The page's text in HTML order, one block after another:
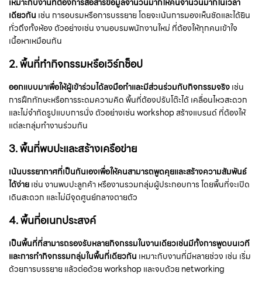
เดียวกัน เช่น การอบรมหรือการบรรยาย โดยจะเน้นการมองเห็นชัดและได้ยิน
ทั่วถึงทั้งห้อง ตัวอย่างเช่น งานอบรมพนักงานใหม่ ที่ต้องให้ทุกคนเข้าใจ
เนื้อหาเหมือนกัน
2.พื้นที่ทำกิจกรรมหรือเวิร์กช็อป
ออกแบบมาเพื่อให้ผู้เข้าร่วมได้ลงมือทำและมีส่วนร่วมกับกิจกรรมจริงเช่น
การฝึกทักษะหรือการระดมความคิด พื้นที่ต้องปรับโต๊ะได้ เคลื่อนไหวสะดวก
และไม่จำกัดรูปแบบการนั่ง ตัวอย่างเช่น workshop สร้างแบรนด์ ที่ต้องให้
แต่ละกลุ่มทำงานร่วมกัน
3.พื้นที่พบปะและสร้างเครือข่าย
เน้นบรรยากาศที่เป็นกันเองเพื่อให้คนสามารถพูดคุยและสร้างความสัมพันธ์
ได้ง่ายเช่น งานพบปะลูกค้า หรืองานรวมกลุ่มผู้ประกอบการ โดยพื้นที่จะเปิด
เดินสะดวก และไม่มีจุดศูนย์กลางตายตัว
4.พื้นที่อเนกประสงค์
เป็นพื้นที่ที่สามารถรองรับหลายกิจกรรมในงานเดียวเช่นมีทั้งการพูดบนเวที
และการทำกิจกรรมกลุ่มในพื้นที่เดียวกัน เหมาะกับงานที่มีหลายช่วง เช่น เริ่ม
ด้วยการบรรยาย แล้วต่อด้วย workshop และจบด้วย networking